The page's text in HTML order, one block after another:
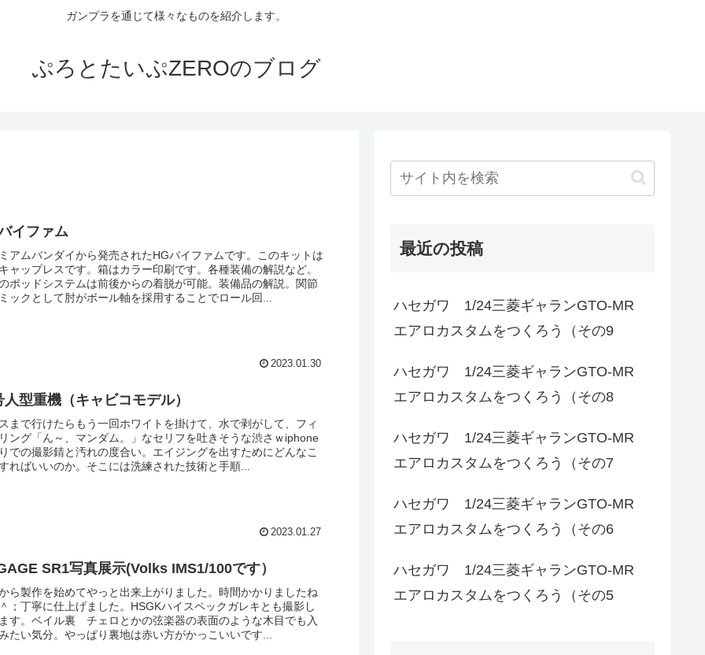
ガンプラを通じて様々なものを紹介します。
ぷろとたいぷZEROのブログ
イファム
アムバンダイから発売されたHGバイファムです。このキットは
ャップレスです。箱はカラー印刷です。各種装備の解説など。
ポッドシステムは前後からの着脱が可能。装備品の解説。関節
ックとして肘がボール軸を採用することでロール回...
2023.01.30
型重機（キャビコモデル）
まで行けたらもう一回ホワイトを掛けて、水で剥がして、フィ
ング「ん～、マンダム。」なセリフを吐きそうな渋さｗiphone
での撮影錆と汚れの度合い。エイジングを出すためにどんなこ
ればいいのか。そこには洗練された技術と手順...
2023.01.27
SR1写真展示(Volks IMS1/100です）
ら製作を始めてやっと出来上がりました。時間かかりましたね
；丁寧に仕上げました。HSGKハイスペックガレキとも撮影し
す。ベイル裏 チェロとかの弦楽器の表面のような木目でも入
たい気分。やっぱり裏地は赤い方がかっこいいです...
最近の投稿
ハセガワ 1/24三菱ギャランGTO-MR
エアロカスタムをつくろう（その9
ハセガワ 1/24三菱ギャランGTO-MR
エアロカスタムをつくろう（その8
ハセガワ 1/24三菱ギャランGTO-MR
エアロカスタムをつくろう（その7
ハセガワ 1/24三菱ギャランGTO-MR
エアロカスタムをつくろう（その6
ハセガワ 1/24三菱ギャランGTO-MR
エアロカスタムをつくろう（その5